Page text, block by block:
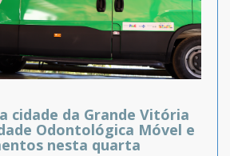
cidade da Grande Vitória
Odontológica Móvel e
nesta quarta